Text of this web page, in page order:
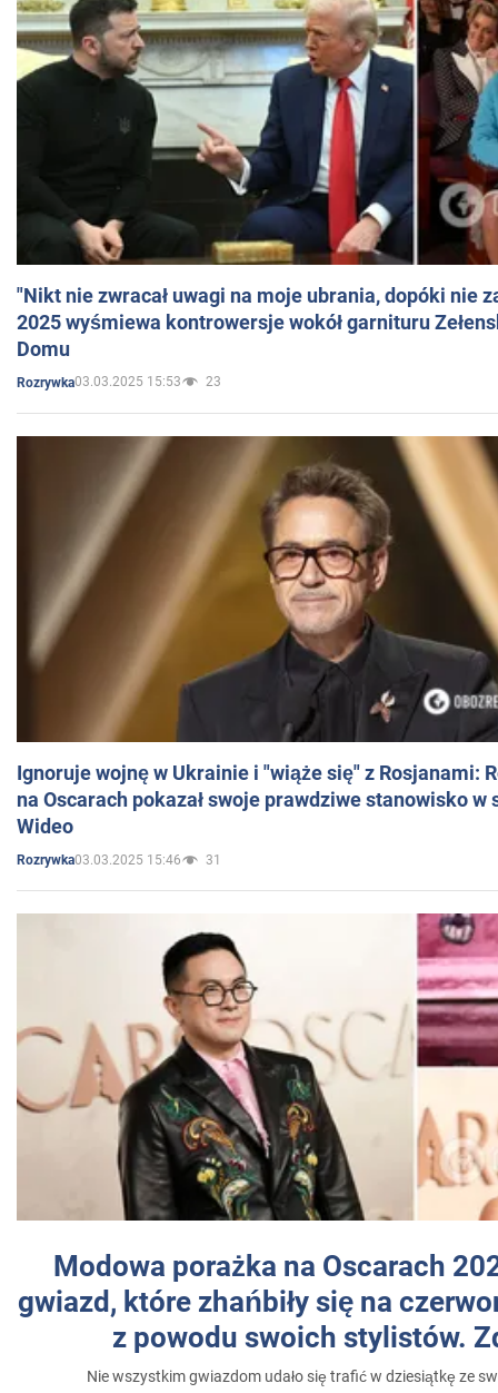
"Nikt nie zwracał uwagi na moje ubrania, dopóki nie
2025 wyśmiewa kontrowersje wokół garnituru
Domu
Rozrywka03.03.2025 15:53 23
Ignoruje wojnę w Ukrainie i "wiąże się" z Rosjanami:
na Oscarach pokazał swoje prawdziwe stanowisko w
Wideo
Rozrywka03.03.2025 15:46 31
Modowa porażka na Oscarach
gwiazd, które zhańbiły się na
z powodu swoich stylistów.
Nie wszystkim gwiazdom udało się trafić w dziesiątkę ze